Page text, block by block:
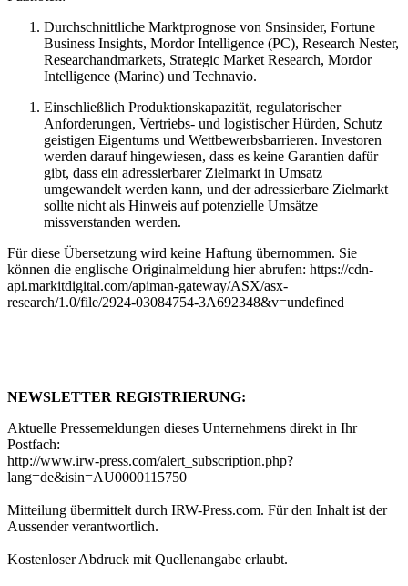
Durchschnittliche Marktprognose von Snsinsider, Fortune
Business Insights, Mordor Intelligence (PC), Research Nester,
Researchandmarkets, Strategic Market Research, Mordor
Intelligence (Marine) und Technavio.
Einschließlich Produktionskapazität, regulatorischer
Anforderungen, Vertriebs- und logistischer Hürden, Schutz
geistigen Eigentums und Wettbewerbsbarrieren. Investoren
werden darauf hingewiesen, dass es keine Garantien dafür
gibt, dass ein adressierbarer Zielmarkt in Umsatz
umgewandelt werden kann, und der adressierbare Zielmarkt
sollte nicht als Hinweis auf potenzielle Umsätze
missverstanden werden.
Für diese Übersetzung wird keine Haftung übernommen. Sie
können die englische Originalmeldung hier abrufen: https://cdn-
api.markitdigital.com/apiman-gateway/ASX/asx-
research/1.0/file/2924-03084754-3A692348&v=undefined
NEWSLETTER REGISTRIERUNG:
Aktuelle Pressemeldungen dieses Unternehmens direkt in Ihr
Postfach:
http://www.irw-press.com/alert_subscription.php?
lang=de&isin=AU0000115750
Mitteilung übermittelt durch IRW-Press.com. Für den Inhalt ist der
Aussender verantwortlich.
Kostenloser Abdruck mit Quellenangabe erlaubt.